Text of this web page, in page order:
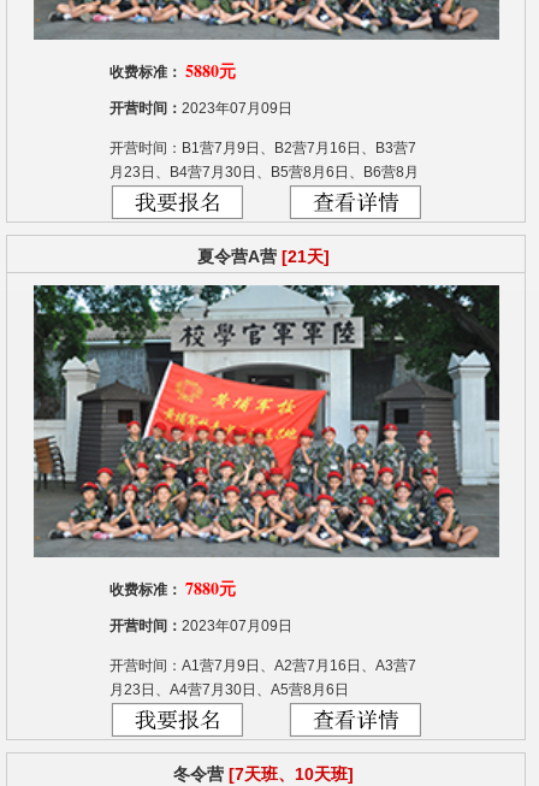
收费标准： 5880元
开营时间：2023年07月09日
开营时间：B1营7月9日、B2营7月16日、B3营7
月23日、B4营7月30日、B5营8月6日、B6营8月
13日
夏令营A营[21天]
收费标准： 7880元
开营时间：2023年07月09日
开营时间：A1营7月9日、A2营7月16日、A3营7
月23日、A4营7月30日、A5营8月6日
冬令营[7天班、10天班]